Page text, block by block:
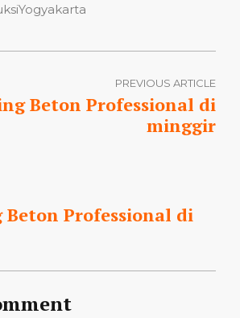
PREVIOUS ARTICLE
Beton Professional di
minggir
Beton Professional di